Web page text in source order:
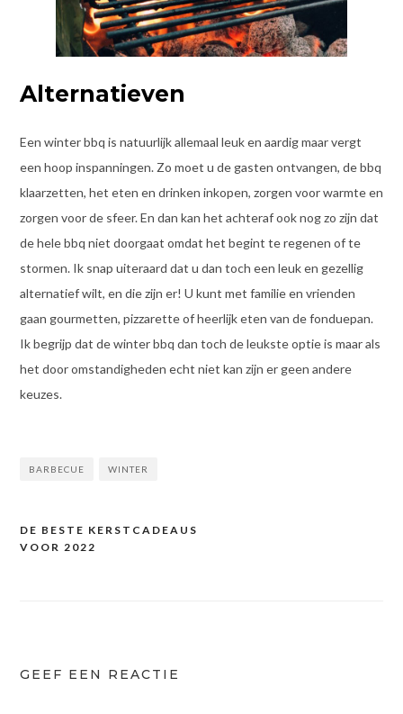
Alternatieven
Een winter bbq is natuurlijk allemaal leuk en aardig maar vergt
een hoop inspanningen. Zo moet u de gasten ontvangen, de bbq
klaarzetten, het eten en drinken inkopen, zorgen voor warmte en
zorgen voor de sfeer. En dan kan het achteraf ook nog zo zijn dat
de hele bbq niet doorgaat omdat het begint te regenen of te
stormen. Ik snap uiteraard dat u dan toch een leuk en gezellig
alternatief wilt, en die zijn er! U kunt met familie en vrienden
gaan gourmetten, pizzarette of heerlijk eten van de fonduepan.
Ik begrijp dat de winter bbq dan toch de leukste optie is maar als
het door omstandigheden echt niet kan zijn er geen andere
keuzes.
BARBECUE WINTER
Bericht
DE BESTE KERSTCADEAUS
VOOR 2022
GEEF EEN REACTIE